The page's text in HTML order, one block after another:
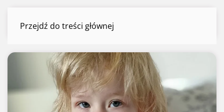
Przejdź do treści głównejZuzia Bereza